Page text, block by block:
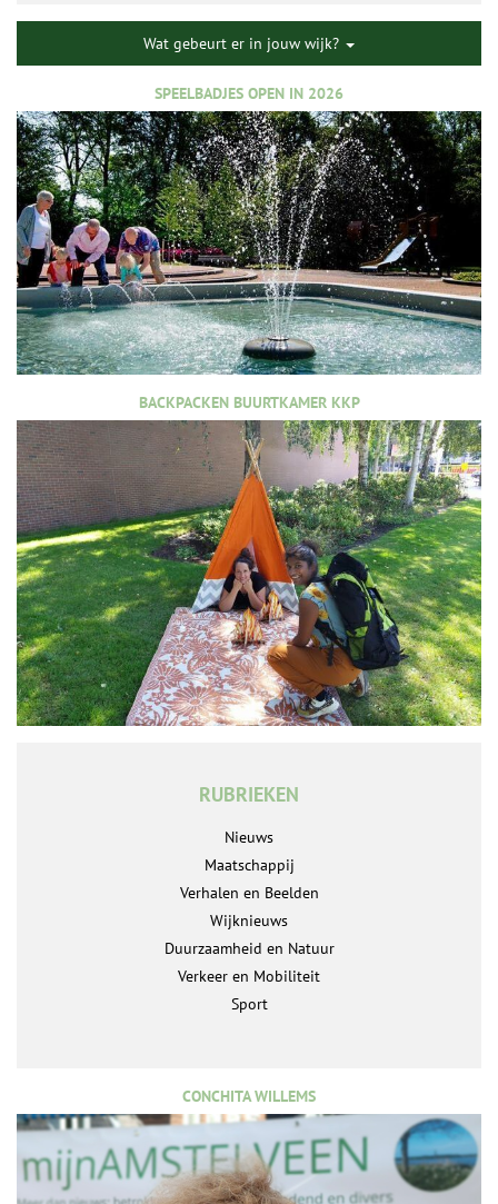
Wat gebeurt er in jouw wijk?
SPEELBADJES OPEN IN 2026
BACKPACKEN BUURTKAMER KKP
RUBRIEKEN
Nieuws
Maatschappij
Verhalen en Beelden
Wijknieuws
Duurzaamheid en Natuur
Verkeer en Mobiliteit
Sport
CONCHITA WILLEMS